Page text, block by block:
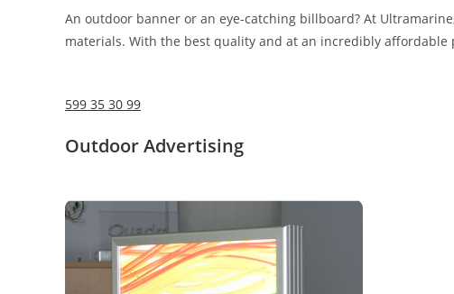
An outdoor banner or an eye-catching billboard? At
materials. With the best quality and at an incredibly affordable
599 35 30 99
Outdoor Advertising